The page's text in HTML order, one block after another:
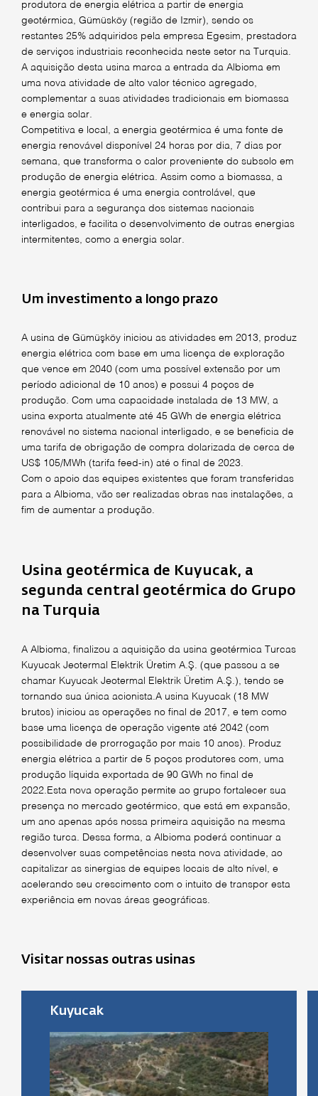
produtora de energia elétrica a partir de energia
geotérmica, Gümüsköy (região de Izmir), sendo os
restantes 25% adquiridos pela empresa Egesim, prestadora
de serviços industriais reconhecida neste setor na Turquia.
A aquisição desta usina marca a entrada da Albioma em
uma nova atividade de alto valor técnico agregado,
complementar a suas atividades tradicionais em biomassa
e energia solar.
Competitiva e local, a energia geotérmica é uma fonte de
energia renovável disponível 24 horas por dia, 7 dias por
semana, que transforma o calor proveniente do subsolo em
produção de energia elétrica. Assim como a biomassa, a
energia geotérmica é uma energia controlável, que
contribui para a segurança dos sistemas nacionais
interligados, e facilita o desenvolvimento de outras energias
intermitentes, como a energia solar.
Um investimento a longo prazo
A usina de Gümüşköy iniciou as atividades em 2013, produz
energia elétrica com base em uma licença de exploração
que vence em 2040 (com uma possível extensão por um
período adicional de 10 anos) e possui 4 poços de
produção. Com uma capacidade instalada de 13 MW, a
usina exporta atualmente até 45 GWh de energia elétrica
renovável no sistema nacional interligado, e se beneficia de
uma tarifa de obrigação de compra dolarizada de cerca de
US$ 105/MWh (tarifa feed-in) até o final de 2023.
Com o apoio das equipes existentes que foram transferidas
para a Albioma, vão ser realizadas obras nas instalações, a
fim de aumentar a produção.
Usina geotérmica de Kuyucak, a
segunda central geotérmica do Grupo
na Turquia
A Albioma, finalizou a aquisição da usina geotérmica Turcas
Kuyucak Jeotermal Elektrik Üretim A.Ş. (que passou a se
chamar Kuyucak Jeotermal Elektrik Üretim A.Ş.), tendo se
tornando sua única acionista.A usina Kuyucak (18 MW
brutos) iniciou as operações no final de 2017, e tem como
base uma licença de operação vigente até 2042 (com
possibilidade de prorrogação por mais 10 anos). Produz
energia elétrica a partir de 5 poços produtores com, uma
produção líquida exportada de 90 GWh no final de
2022.Esta nova operação permite ao grupo fortalecer sua
presença no mercado geotérmico, que está em expansão,
um ano apenas após nossa primeira aquisição na mesma
região turca. Dessa forma, a Albioma poderá continuar a
desenvolver suas competências nesta nova atividade, ao
capitalizar as sinergias de equipes locais de alto nível, e
acelerando seu crescimento com o intuito de transpor esta
experiência em novas áreas geográficas.
Visitar nossas outras usinas
Kuyucak